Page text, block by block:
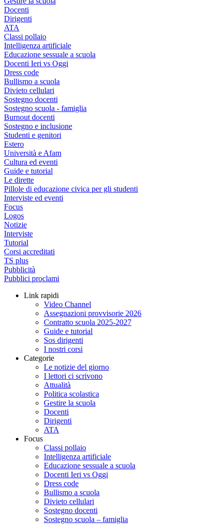
Docenti
Dirigenti
ATA
Classi pollaio
Intelligenza artificiale
Educazione sessuale a scuola
Docenti Ieri vs Oggi
Dress code
Bullismo a scuola
Divieto cellulari
Sostegno docenti
Sostegno scuola - famiglia
Burnout docenti
Sostegno e inclusione
Studenti e genitori
Estero
Università e Afam
Cultura ed eventi
Guide e tutorial
Le dirette
Pillole di educazione civica per gli studenti
Interviste ed eventi
Focus
Logos
Notizie
Interviste
Tutorial
Corsi accreditati
TS plus
Pubblicità
Pubblici proclami
Link rapidi
Video Channel
Assegnazioni provvisorie 2026
Contratto scuola 2025-2027
Guide e tutorial
Sos dirigenti
I nostri corsi
Categorie
Le notizie del giorno
I lettori ci scrivono
Attualità
Politica scolastica
Gestire la scuola
Docenti
Dirigenti
ATA
Focus
Classi pollaio
Intelligenza artificiale
Educazione sessuale a scuola
Docenti Ieri vs Oggi
Dress code
Bullismo a scuola
Divieto cellulari
Sostegno docenti
Sostegno scuola – famiglia